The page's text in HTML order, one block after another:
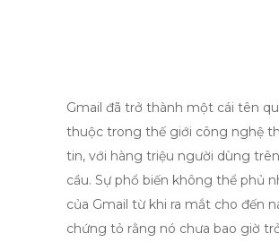
Gmail đã trở thành một cái tên
thuộc trong thế giới công nghệ
tin, với hàng triệu người dùng
cầu. Sự phổ biến không thể phủ
của Gmail từ khi ra mắt cho đến
chứng tỏ rằng nó chưa bao giờ